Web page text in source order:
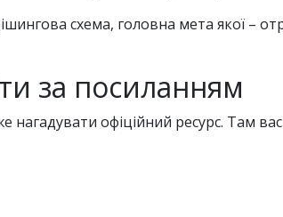
схема, головна мета якої –
за посиланням
офіційний ресурс. Там